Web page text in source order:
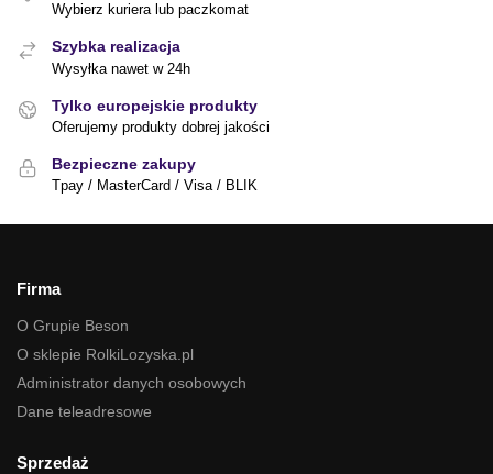
Wybierz kuriera lub paczkomat
Szybka realizacja
Wysyłka nawet w 24h
Tylko europejskie produkty
Oferujemy produkty dobrej jakości
Bezpieczne zakupy
Tpay / MasterCard / Visa / BLIK
Firma
O Grupie Beson
O sklepie RolkiLozyska.pl
Administrator danych osobowych
Dane teleadresowe
Sprzedaż